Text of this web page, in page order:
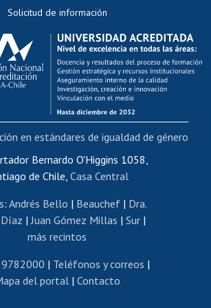
Evaluación docente
Calificación académica
Postulación al AUCAI
Funcionarias/os
internos de capacitación
Bienestar del personal
Portal de movilidad interna
Certificado de renta
de renta honorarios
Editar páginas blancas
Extranjeras/os
y reconocimiento de títulos
al Programa de Movilidad Estudiantil
Solicitud de información
Bernardo O'Higgins 1058,
de Chile,Casa Central
: Andrés Bello | Beauchef| Dra.
|Juan Gómez Millas | Sur |
más recintos
| Teléfonos y correos |
del portal| Contacto
en estándares de igualdad de género